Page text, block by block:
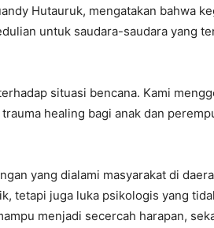
Hutauruk, mengatakan bahwa
untuk saudara-saudara yang
situasi bencana. Kami
healing bagi anak dan
yang dialami masyarakat di
tetapi juga luka psikologis yang
menjadi secercah harapan,